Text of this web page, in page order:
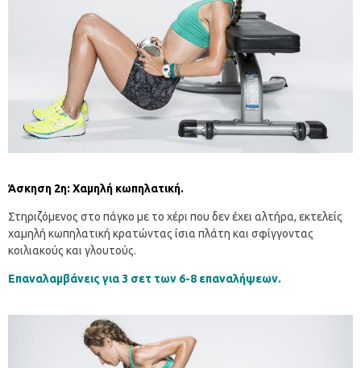
Άσκηση 2η: Χαμηλή κωπηλατική.
Στηριζόμενος στο πάγκο με το χέρι που δεν έχει αλτήρα, εκτελείς
χαμηλή κωπηλατική κρατώντας ίσια πλάτη και σφίγγοντας
κοιλιακούς και γλουτούς.
Επαναλαμβάνεις για 3 σετ των 6-8 επαναλήψεων.